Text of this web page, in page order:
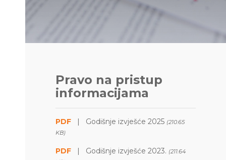
Pravo na pristup
informacijama
PDF | Godišnje izvješće 2025 (210.65
KB)
PDF | Godišnje izvješće 2023. (211.64